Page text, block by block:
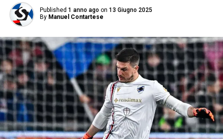
Published 1 anno ago on 13 Giugno 2025
By Manuel Contartese